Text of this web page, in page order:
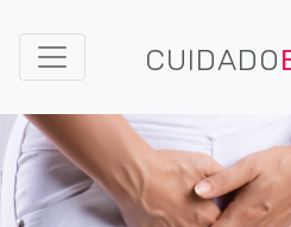
CUIDADO